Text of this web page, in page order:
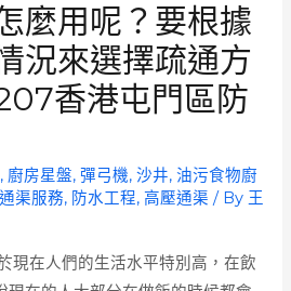
麼用呢？要根據
況來選擇疏通方
香港屯門區防
, 廚房星盤,彈弓機,沙井,油污食物廚
通渠服務, 防水工程,高壓通渠 / By 王
在人們的生活水平特別高，在飲